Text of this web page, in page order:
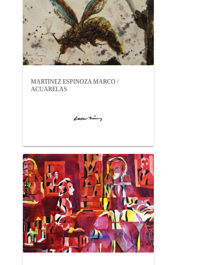
MARTÍNEZ ESPINOZA MARCO /
ACUARELAS